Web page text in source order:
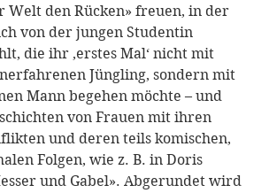
Welt den Rücken» freuen, in der
von der jungen Studentin
die ihr ‚erstes Mal‘ nicht mit
Jüngling, sondern mit
Mann begehen möchte – und
von Frauen mit ihren
und deren teils komischen,
Folgen, wie z. B. in Doris
und Gabel». Abgerundet wird